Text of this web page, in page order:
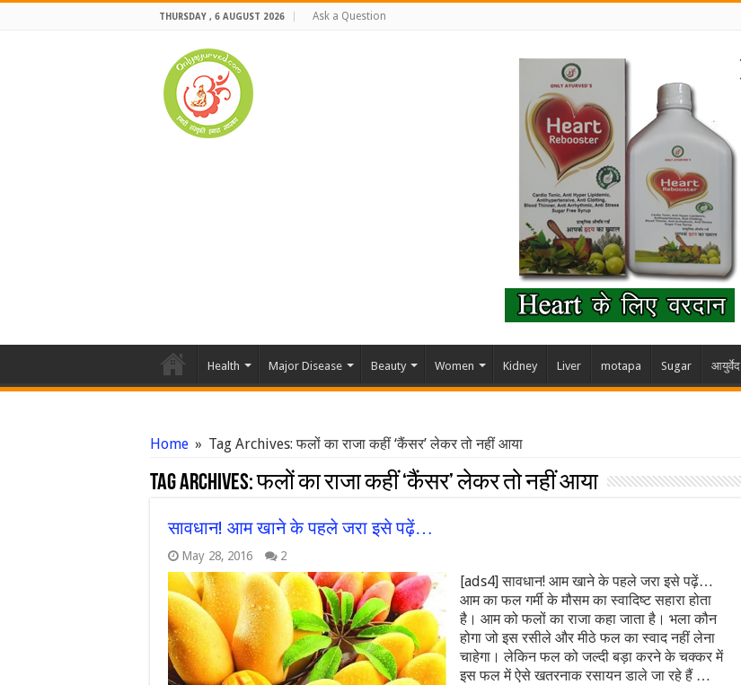
THURSDAY , 6 AUGUST 2026 Ask a Question
Health Major Disease Beauty Women Kidney Liver motapa Sugar आयुर्वेद
Home » Tag Archives: फलों का राजा कहीं ‘कैंसर’ लेकर तो नहीं आया
Tag Archives:फलों का राजा कहीं ‘कैंसर’ लेकर तो नहीं आया
सावधान! आम खाने के पहले जरा इसे पढ़ें…
May 28, 2016 2
[ads4] सावधान! आम खाने के पहले जरा इसे पढ़ें…
आम का फल गर्मी के मौसम का स्वादिष्ट सहारा होता
है। आम को फलों का राजा कहा जाता है। भला कौन
होगा जो इस रसीले और मीठे फल का स्वाद नहीं लेना
चाहेगा। लेकिन फल को जल्दी बड़ा करने के चक्कर में
इस फल में ऐसे खतरनाक रसायन डाले जा रहे हैं …